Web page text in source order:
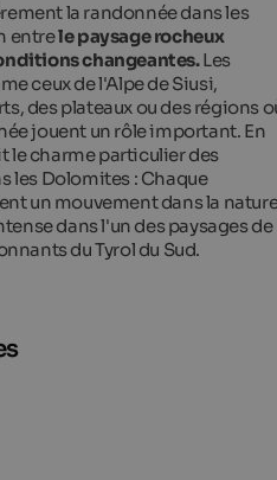
la randonnée dans les
entrele paysage rocheux
changeantes.Les
ceux de l'Alpe de Siusi,
des plateaux ou des régions
jouent un rôle important. En
le charme particulier des
les Dolomites : Chaque
un mouvement dans la
dans l'un des paysages de
du Tyrol du Sud.